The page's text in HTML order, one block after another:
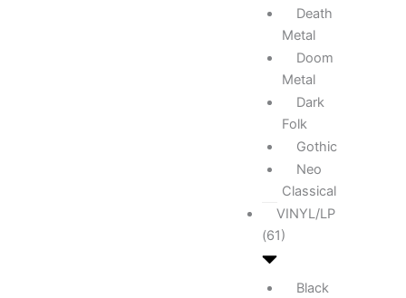
Death
Metal
Doom
Metal
Dark
Folk
Gothic
Neo
Classical
VINYL/LP
(61)
Black